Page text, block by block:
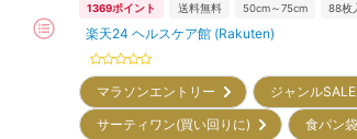
1369ポイント 送料無料 50cm～75cm 88枚
楽天24 ヘルスケア館 (Rakuten)
マラソンエントリー ジャンル
サーティワン(買い回りに)
食パン